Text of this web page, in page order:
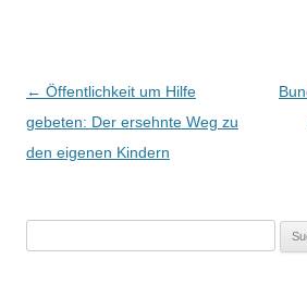
Beitrags-
Navigation
← Öffentlichkeit um Hilfe
gebeten: Der ersehnte Weg zu
den eigenen Kindern